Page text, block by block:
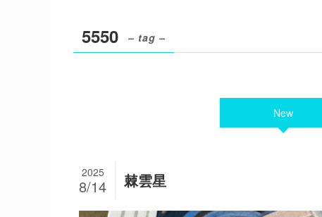
5550 – tag –
New
棘雲星
2025
8/14